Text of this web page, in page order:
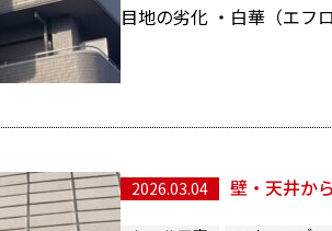
目地の劣化 ・白華（エフ
2026.03.04 壁・天井か